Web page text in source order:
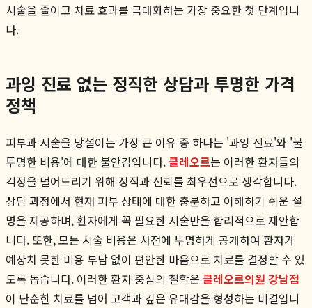
시술을 줄이고 치료 효과를 극대화하는 가장 중요한 첫 단계입니
다.
과잉 진료 없는 정직한 상담과 투명한 가격
정책
피부과 시술을 망설이는 가장 큰 이유 중 하나는 '과잉 진료'와 '불
투명한 비용'에 대한 불안감입니다.클레오르는 이러한 환자들의
걱정을 덜어드리기 위해 정직과 신뢰를 최우선으로 생각합니다.
상담 과정에서 현재 피부 상태에 대한 충분하고 이해하기 쉬운 설
명을 제공하며, 환자에게 꼭 필요한 시술만을 합리적으로 제안합
니다. 또한, 모든 시술 비용은 사전에 투명하게 공개하여 환자가
예상치 못한 비용 부담 없이 편안한 마음으로 치료를 결정할 수 있
도록 돕습니다. 이러한 환자 중심의 철학은 클레오르의원 강남점
이 단순한 치료를 넘어 고객과 깊은 유대감을 형성하는 비결입니